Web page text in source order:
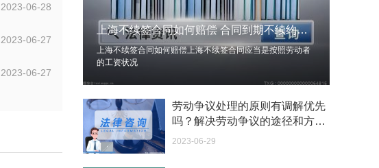
2023-06-28
2023-06-27
2023-06-27
2023-05-04
我可以在苏州申请护照吗？我所在的地方是云南
2023-05-04
你好 我想问一下外国人来这里工作没有护照该怎么
办？
2023-05-04
如何续签居住证 我的1月7日到期
上海不续签合同如何赔偿 合同到期不续约赔偿多少？
上海不续签合同如何赔偿上海不续签合同应当是按照劳动者
的工资状况
劳动争议处理的原则有调解优先
吗？解决劳动争议的途径和方法
有哪些？-每日速看
2023-06-29